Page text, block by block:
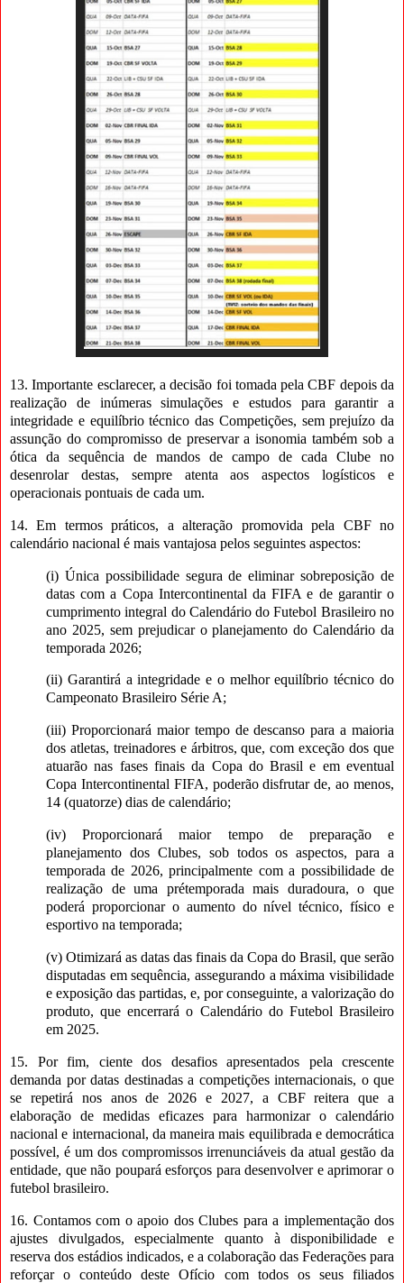
13. Importante esclarecer, a decisão foi tomada pela CBF depois da
realização de inúmeras simulações e estudos para garantir a
integridade e equilíbrio técnico das Competições, sem prejuízo da
assunção do compromisso de preservar a isonomia também sob a
ótica da sequência de mandos de campo de cada Clube no
desenrolar destas, sempre atenta aos aspectos logísticos e
operacionais pontuais de cada um.
14. Em termos práticos, a alteração promovida pela CBF no
calendário nacional é mais vantajosa pelos seguintes aspectos:
(i) Única possibilidade segura de eliminar sobreposição de
datas com a Copa Intercontinental da FIFA e de garantir o
cumprimento integral do Calendário do Futebol Brasileiro no
ano 2025, sem prejudicar o planejamento do Calendário da
temporada 2026;
(ii) Garantirá a integridade e o melhor equilíbrio técnico do
Campeonato Brasileiro Série A;
(iii) Proporcionará maior tempo de descanso para a maioria
dos atletas, treinadores e árbitros, que, com exceção dos que
atuarão nas fases finais da Copa do Brasil e em eventual
Copa Intercontinental FIFA, poderão disfrutar de, ao menos,
14 (quatorze) dias de calendário;
(iv) Proporcionará maior tempo de preparação e
planejamento dos Clubes, sob todos os aspectos, para a
temporada de 2026, principalmente com a possibilidade de
realização de uma prétemporada mais duradoura, o que
poderá proporcionar o aumento do nível técnico, físico e
esportivo na temporada;
(v) Otimizará as datas das finais da Copa do Brasil, que serão
disputadas em sequência, assegurando a máxima visibilidade
e exposição das partidas, e, por conseguinte, a valorização do
produto, que encerrará o Calendário do Futebol Brasileiro
em 2025.
15. Por fim, ciente dos desafios apresentados pela crescente
demanda por datas destinadas a competições internacionais, o que
se repetirá nos anos de 2026 e 2027, a CBF reitera que a
elaboração de medidas eficazes para harmonizar o calendário
nacional e internacional, da maneira mais equilibrada e democrática
possível, é um dos compromissos irrenunciáveis da atual gestão da
entidade, que não poupará esforços para desenvolver e aprimorar o
futebol brasileiro.
16. Contamos com o apoio dos Clubes para a implementação dos
ajustes divulgados, especialmente quanto à disponibilidade e
reserva dos estádios indicados, e a colaboração das Federações para
reforçar o conteúdo deste Ofício com todos os
seus filiados